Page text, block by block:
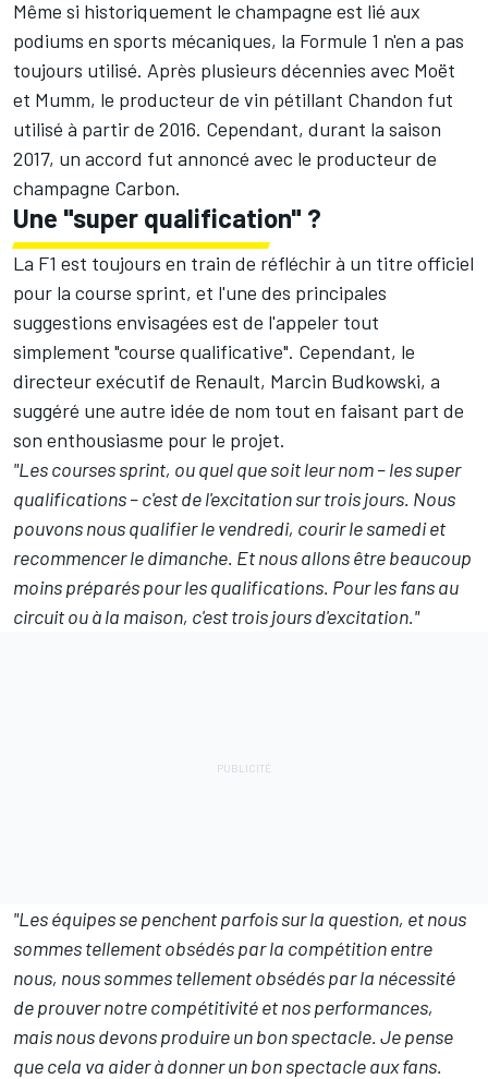
Même si historiquement le champagne est lié aux
podiums en sports mécaniques, la Formule 1 n'en a pas
toujours utilisé. Après plusieurs décennies avec Moët
et Mumm, le producteur de vin pétillant Chandon fut
utilisé à partir de 2016. Cependant, durant la saison
2017, un accord fut annoncé avec le producteur de
champagne Carbon.
Une "super qualification" ?
La F1 est toujours en train de réfléchir à un titre officiel
pour la course sprint, et l'une des principales
suggestions envisagées est de l'appeler tout
simplement "course qualificative". Cependant, le
directeur exécutif de Renault, Marcin Budkowski, a
suggéré une autre idée de nom tout en faisant part de
son enthousiasme pour le projet.
"Les courses sprint, ou quel que soit leur nom – les super
qualifications – c'est de l'excitation sur trois jours. Nous
pouvons nous qualifier le vendredi, courir le samedi et
recommencer le dimanche. Et nous allons être beaucoup
moins préparés pour les qualifications. Pour les fans au
circuit ou à la maison, c'est trois jours d'excitation."
"Les équipes se penchent parfois sur la question, et nous
sommes tellement obsédés par la compétition entre
nous, nous sommes tellement obsédés par la nécessité
de prouver notre compétitivité et nos performances,
mais nous devons produire un bon spectacle. Je pense
que cela va aider à donner un bon spectacle aux fans.